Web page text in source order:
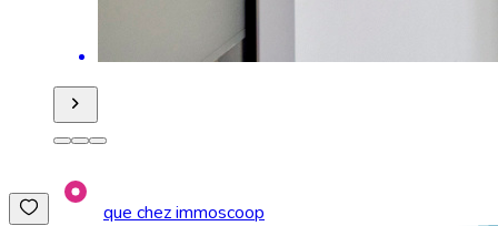
que chez immoscoop